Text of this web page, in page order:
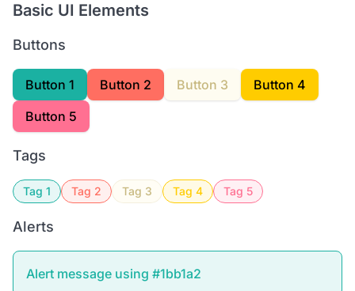
Basic UI Elements
Buttons
Button 1 Button 2 Button 3
Button 4
Button 5
Tags
Tag 1 Tag 2 Tag 3 Tag 4 Tag 5
Alerts
Alert message using #1bb1a2